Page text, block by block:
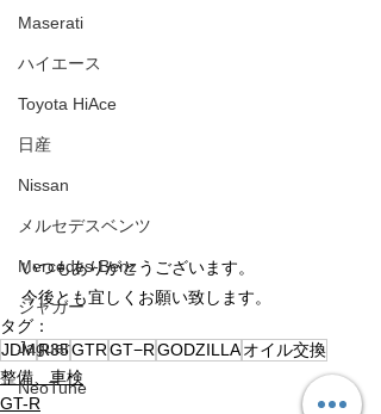
Maserati
ハイエース
Toyota HiAce
日産
Nissan
メルセデスベンツ
Mercedes-Benz
ジャガー
Jaguar
NeoTune
いつもありがとうございます。
今後とも宜しくお願い致します。
タグ：
JDMR35GTRGT−RGODZILLAオイル交換
整備、車検
GT-R